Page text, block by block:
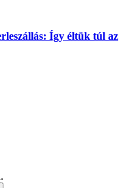
Így éltük túl az